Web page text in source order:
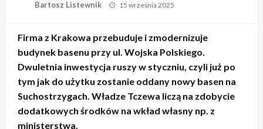
Bartosz Listewnik
Opublikowane
15 września 2025
Firma z Krakowa przebuduje i zmodernizuje
budynek basenu przy ul. Wojska Polskiego.
Dwuletnia inwestycja ruszy w styczniu, czyli już po
tym jak do użytku zostanie oddany nowy basen na
Suchostrzygach. Władze Tczewa liczą na zdobycie
dodatkowych środków na wkład własny np. z
ministerstwa.